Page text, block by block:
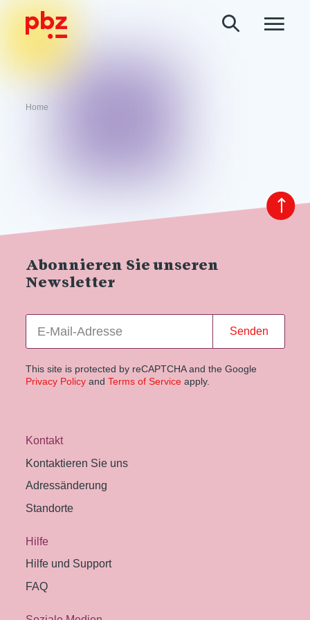
Home
Abonnieren Sie unseren
Newsletter
Senden
This site is protected by reCAPTCHA and the Google
Privacy Policyand Terms of Service apply.
Kontakt
Kontaktieren Sie uns
Adressänderung
Standorte
Hilfe
Hilfe und Support
FAQ